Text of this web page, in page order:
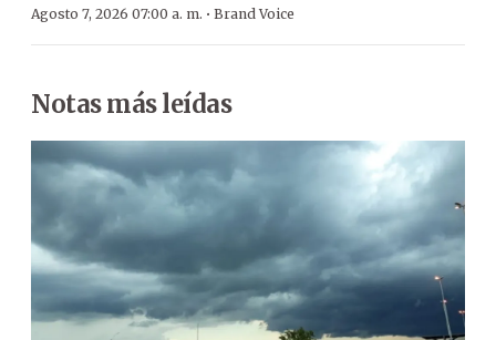
Agosto 7, 2026 07:00 a. m. · Brand Voice
Notas más leídas